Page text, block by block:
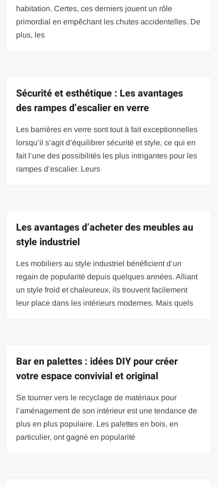
habitation. Certes, ces derniers jouent un rôle
primordial en empêchant les chutes accidentelles. De
plus, les
Sécurité et esthétique : Les avantages
des rampes d’escalier en verre
Les barrières en verre sont tout à fait exceptionnelles
lorsqu’il s’agit d’équilibrer sécurité et style, ce qui en
fait l’une des possibilités les plus intrigantes pour les
rampes d’escalier. Leurs
Les avantages d’acheter des meubles au
style industriel
Les mobiliers au style industriel bénéficient d’un
regain de popularité depuis quelques années. Alliant
un style froid et chaleureux, ils trouvent facilement
leur place dans les intérieurs modernes. Mais quels
Bar en palettes : idées DIY pour créer
votre espace convivial et original
Se tourner vers le recyclage de matériaux pour
l’aménagement de son intérieur est une tendance de
plus en plus populaire. Les palettes en bois, en
particulier, ont gagné en popularité